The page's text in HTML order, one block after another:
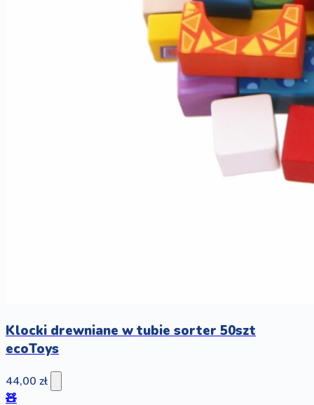
Klocki drewniane w tubie sorter 50szt
ecoToys
44,00 zł
🧸